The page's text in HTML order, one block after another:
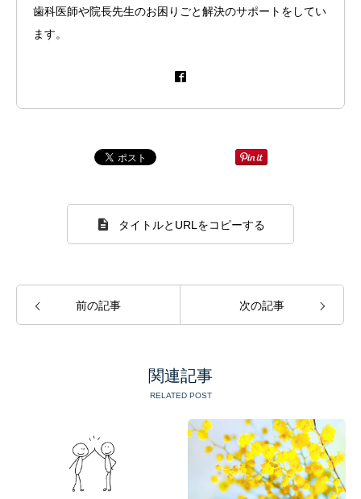
歯科医師や院長先生のお困りごと解決のサポートをしてい
ます。
タイトルとURLをコピーする
前の記事 次の記事
関連記事
RELATED POST